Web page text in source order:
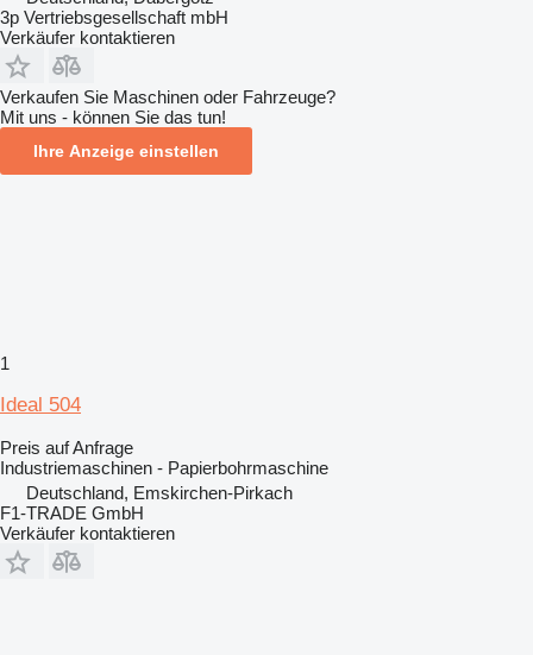
3p Vertriebsgesellschaft mbH
Verkäufer kontaktieren
Verkaufen Sie Maschinen oder Fahrzeuge?
Mit uns - können Sie das tun!
Ihre Anzeige einstellen
1
Ideal 504
Preis auf Anfrage
Industriemaschinen - Papierbohrmaschine
Deutschland, Emskirchen-Pirkach
F1-TRADE GmbH
Verkäufer kontaktieren